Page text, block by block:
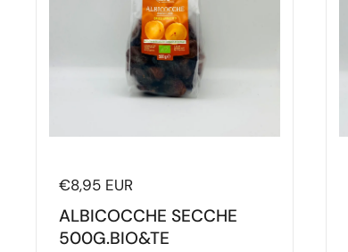
Prezzo di listino
€8,95 EUR
ALBICOCCHE SECCHE
500G.BIO&TE